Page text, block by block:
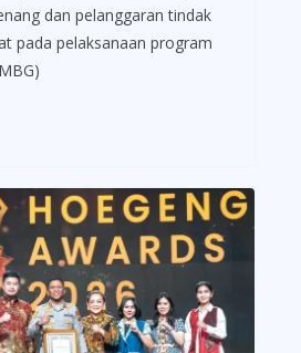
dan pelanggaran tindak
pada pelaksanaan program